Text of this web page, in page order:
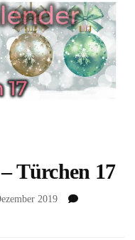
Türchen 17
2019